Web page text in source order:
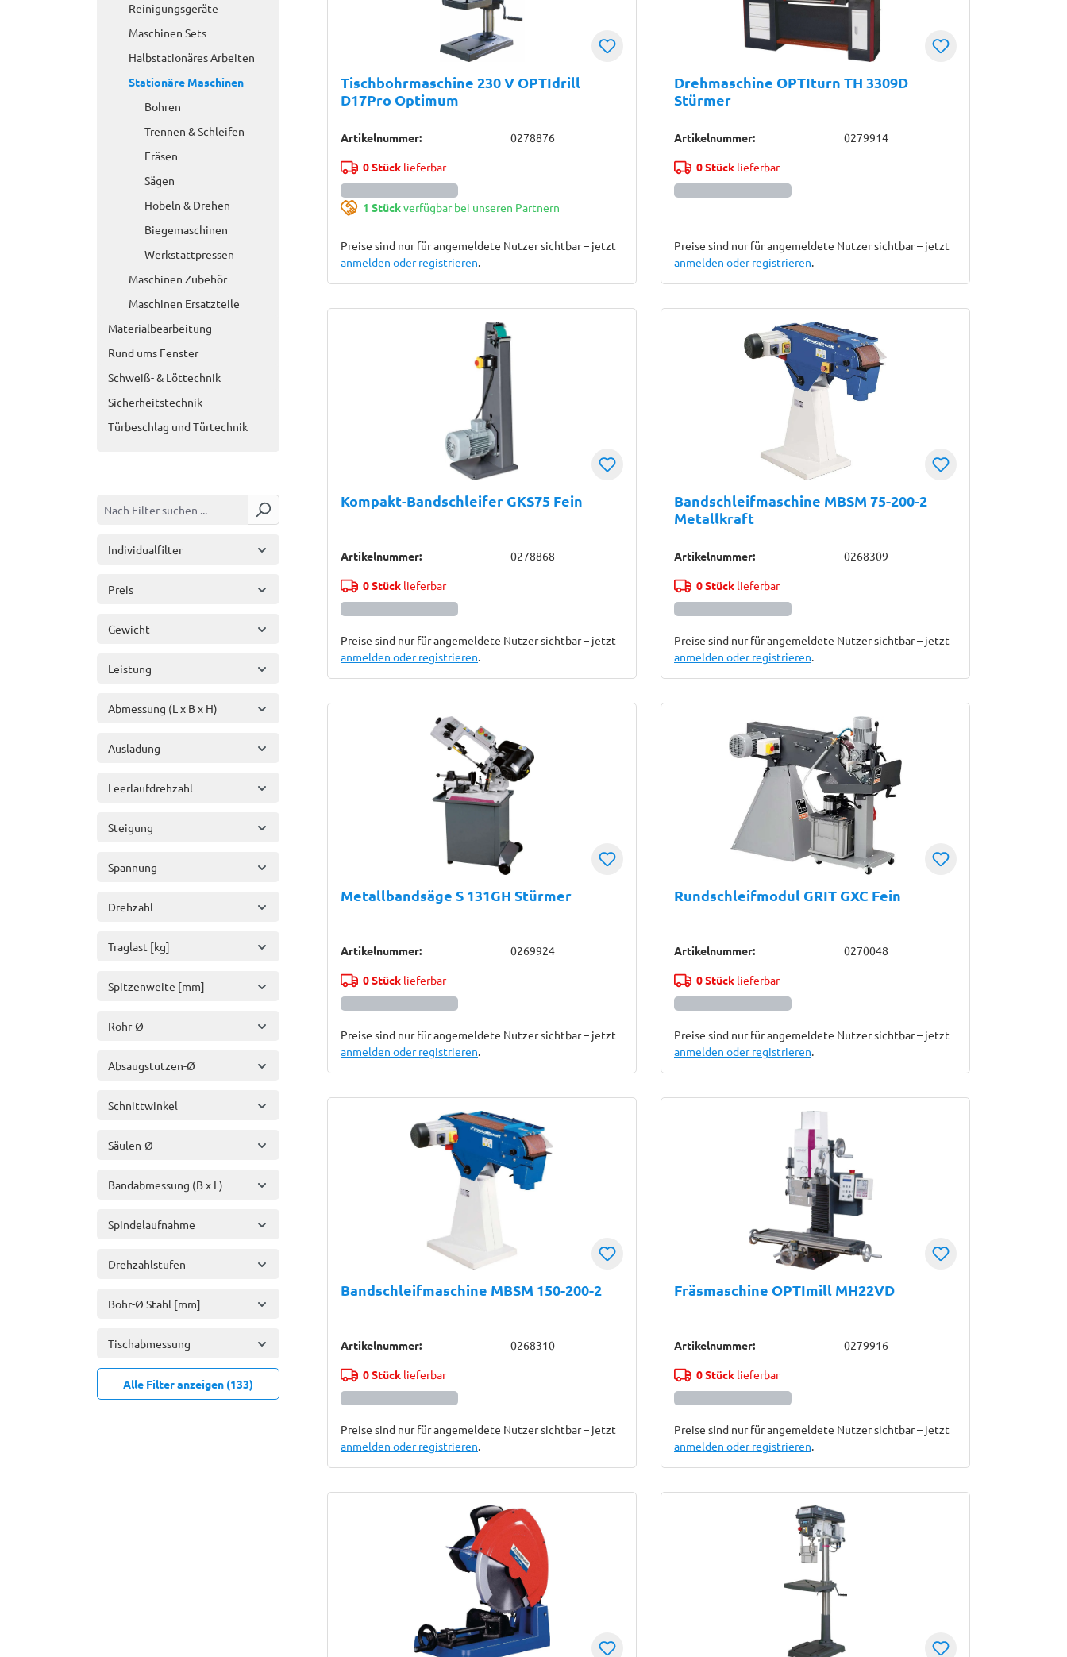
Reinigungsgeräte
Maschinen Sets
Halbstationäres Arbeiten
Stationäre Maschinen
Bohren
Trennen & Schleifen
Fräsen
Sägen
Hobeln & Drehen
Biegemaschinen
Werkstattpressen
Maschinen Zubehör
Maschinen Ersatzteile
Materialbearbeitung
Rund ums Fenster
Schweiß- & Löttechnik
Sicherheitstechnik
Türbeschlag und Türtechnik
Individualfilter
Preis
Gewicht
Leistung
Abmessung (L x B x H)
Ausladung
Leerlaufdrehzahl
Steigung
Spannung
Drehzahl
Traglast [kg]
Spitzenweite [mm]
Rohr-Ø
Absaugstutzen-Ø
Schnittwinkel
Säulen-Ø
Bandabmessung (B x L)
Spindelaufnahme
Drehzahlstufen
Bohr-Ø Stahl [mm]
Tischabmessung
Alle Filter anzeigen (133)
Tischbohrmaschine 230 V OPTIdrill
D17Pro Optimum
Artikelnummer: 0278876
0 Stücklieferbar
1 Stückverfügbar bei unseren Partnern
Preise sind nur für angemeldete Nutzer sichtbar – jetzt
anmelden oder registrieren.
Drehmaschine OPTIturn TH 3309D
Stürmer
Artikelnummer: 0279914
0 Stücklieferbar
Preise sind nur für angemeldete Nutzer sichtbar – jetzt
anmelden oder registrieren.
Kompakt-Bandschleifer GKS75 Fein
Artikelnummer: 0278868
0 Stücklieferbar
Preise sind nur für angemeldete Nutzer sichtbar – jetzt
anmelden oder registrieren.
Bandschleifmaschine MBSM 75-200-2
Metallkraft
Artikelnummer: 0268309
0 Stücklieferbar
Preise sind nur für angemeldete Nutzer sichtbar – jetzt
anmelden oder registrieren.
Metallbandsäge S 131GH Stürmer
Artikelnummer: 0269924
0 Stücklieferbar
Preise sind nur für angemeldete Nutzer sichtbar – jetzt
anmelden oder registrieren.
Rundschleifmodul GRIT GXC Fein
Artikelnummer: 0270048
0 Stücklieferbar
Preise sind nur für angemeldete Nutzer sichtbar – jetzt
anmelden oder registrieren.
Bandschleifmaschine MBSM 150-200-2
Artikelnummer: 0268310
0 Stücklieferbar
Preise sind nur für angemeldete Nutzer sichtbar – jetzt
anmelden oder registrieren.
Fräsmaschine OPTImill MH22VD
Artikelnummer: 0279916
0 Stücklieferbar
Preise sind nur für angemeldete Nutzer sichtbar – jetzt
anmelden oder registrieren.